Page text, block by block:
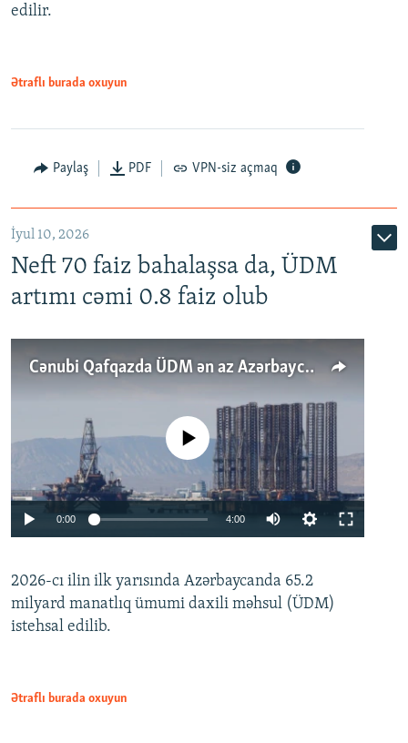
edilir.
Ətraflı burada oxuyun
Paylaş PDF VPN-siz açmaq
İyul 10, 2026
Neft 70 faiz bahalaşsa da, ÜDM
artımı cəmi 0.8 faiz olub
Cənubi Qafqazda ÜDM ən az Azərbaycanda artır: Qonşuları niyə Bakını qabaqlaya bilir?
Auto 240p 360p 480p
No media source currently available
0:00 4:00
360p
480p
2026-cı ilin ilk yarısında Azərbaycanda 65.2
milyard manatlıq ümumi daxili məhsul (ÜDM)
istehsal edilib.
Ətraflı burada oxuyun